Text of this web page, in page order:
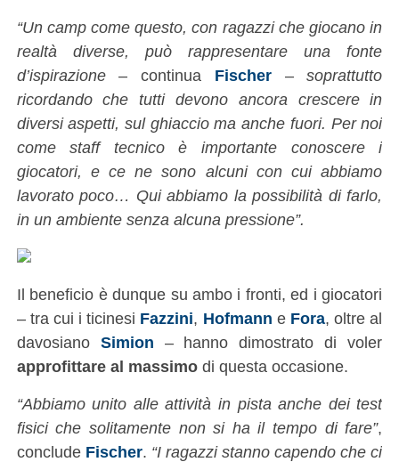
“Un camp come questo, con ragazzi che giocano in
realtà diverse, può rappresentare una fonte
d’ispirazione– continua Fischer–soprattutto
ricordando che tutti devono ancora crescere in
diversi aspetti, sul ghiaccio ma anche fuori. Per noi
come staff tecnico è importante conoscere i
giocatori, e ce ne sono alcuni con cui abbiamo
lavorato poco… Qui abbiamo la possibilità di farlo,
in un ambiente senza alcuna pressione”.
Il beneficio è dunque su ambo i fronti, ed i giocatori
– tra cui i ticinesi Fazzini, Hofmann e Fora, oltre al
davosiano Simion – hanno dimostrato di voler
approfittare al massimodi questa occasione.
“Abbiamo unito alle attività in pista anche dei test
fisici che solitamente non si ha il tempo di fare”,
conclude Fischer. “I ragazzi stanno capendo che ci